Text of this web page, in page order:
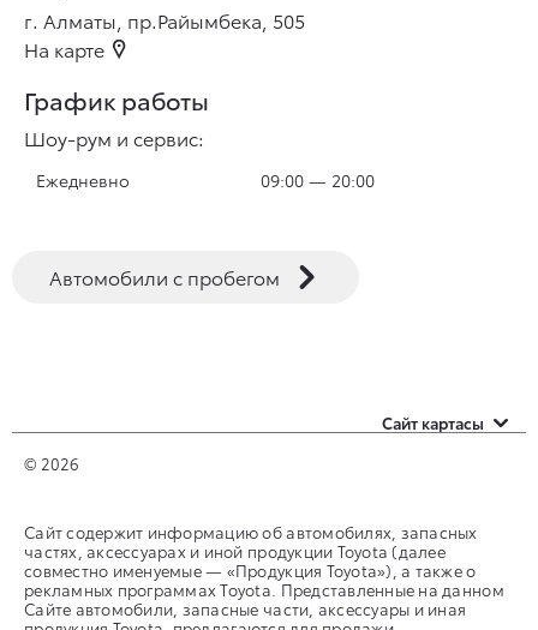
г. Алматы, пр.Райымбека, 505
На карте
График работы
Шоу-рум и сервис:
Ежедневно 09:00 — 20:00
Автомобили с пробегом
Сайт картасы
Автомобили с пробегом
Контакты
© 2026
Сайт содержит информацию об автомобилях, запасных
частях, аксессуарах и иной продукции Toyota (далее
совместно именуемые — «Продукция Toyota»), а также о
рекламных программах Toyota. Представленные на данном
Сайте автомобили, запасные части, аксессуары и иная